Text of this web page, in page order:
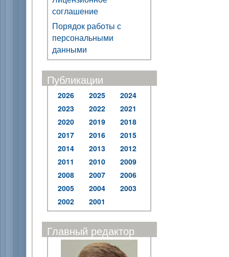
соглашение
Порядок работы с
персональными
данными
Публикации
2026 2025
2024
2023
2022
2021
2020
2019
2018
2017
2016
2015
2014
2013
2012
2011
2010
2009
2008
2007
2006
2005
2004
2003
2002
2001
Главный редактор